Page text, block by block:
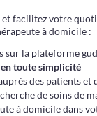
et facilitez votre
à domicile :
sur la plateforme
toute simplicité
des patients et
de soins de
à domicile dans